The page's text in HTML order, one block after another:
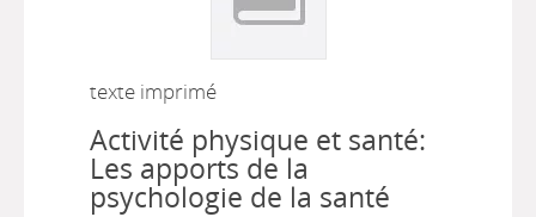
texte imprimé
Activité physique et santé:
Les apports de la
psychologie de la santé